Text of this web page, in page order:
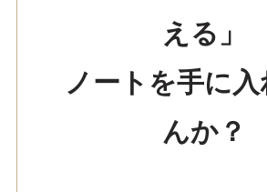
える」
ノートを手に
んか？